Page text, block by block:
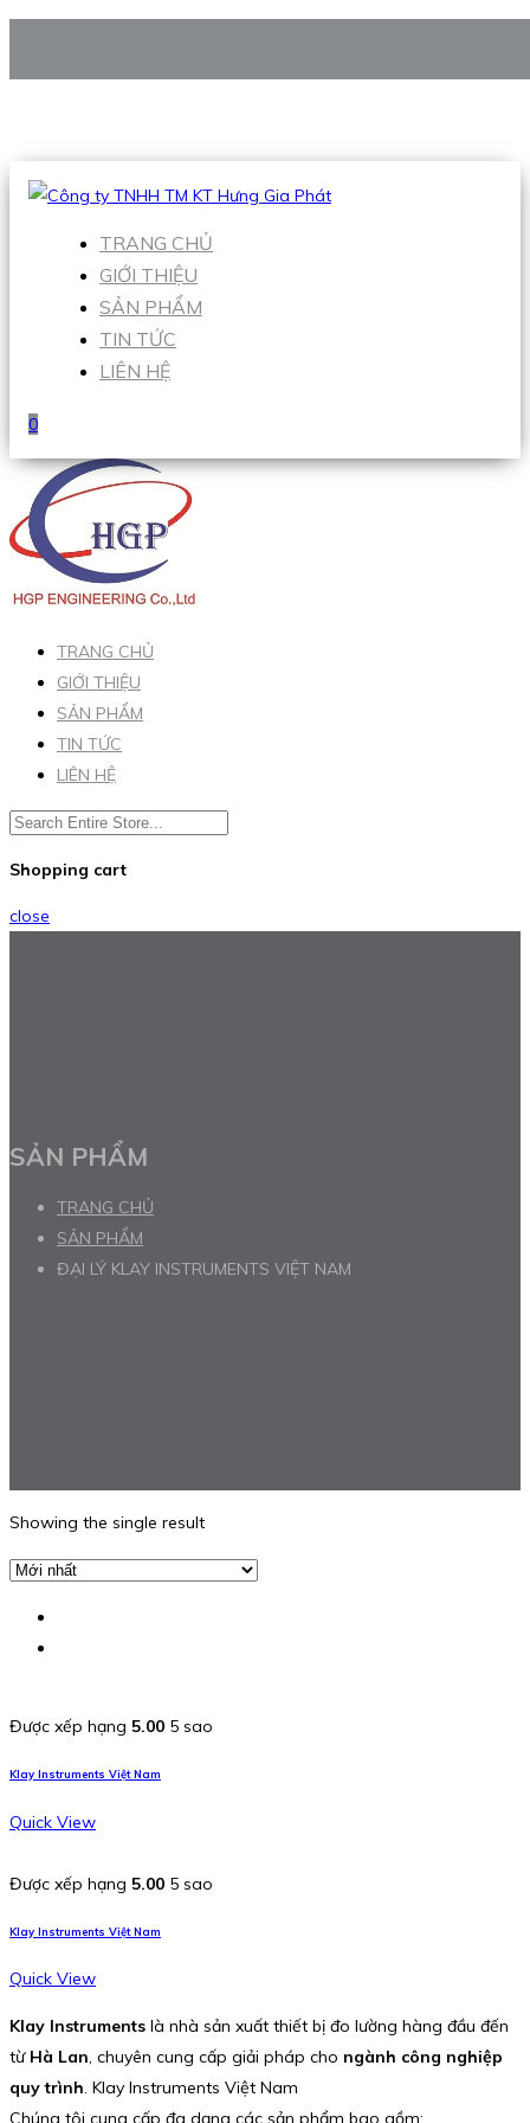
Hotline:0938 906 663
TRANG CHỦ
GIỚI THIỆU
SẢN PHẨM
TIN TỨC
LIÊN HỆ
0
TRANG CHỦ
GIỚI THIỆU
SẢN PHẨM
TIN TỨC
LIÊN HỆ
Shopping cart
close
SẢN PHẨM
TRANG CHỦ
SẢN PHẨM
ĐẠI LÝ KLAY INSTRUMENTS VIỆT NAM
Showing the single result
Được xếp hạng 5.00 5 sao
Klay Instruments Việt Nam
Quick View
Được xếp hạng 5.00 5 sao
Klay Instruments Việt Nam
Quick View
Klay Instruments là nhà sản xuất thiết bị đo lường hàng đầu đến
từ Hà Lan, chuyên cung cấp giải pháp cho ngành công nghiệp
quy trình. Klay Instruments Việt Nam